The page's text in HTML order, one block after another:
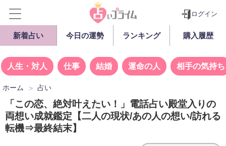
ログイン
新着占い 今日の運勢 ランキング 購入履歴
人生・対人 仕事 結婚 運命の人 相手の気持ち
ホーム 占い
「この恋、絶対叶えたい！」電話占い殿堂入りの
両想い成就鑑定【二人の現状/あの人の想い/訪れる
転機⇒最終結末】